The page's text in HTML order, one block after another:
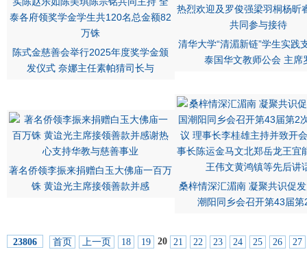
陈式金慈善会举行2025年度奖学金颁
发仪式 奈娜主任素帕猜司长与
清华大学“清湄新链”学生实践
泰国华文教师公会 主席
著名侨领李振来捐赠白玉大佛庙一百万
铢 黄迨光主席接领善款并感
桑梓情深汇湄南 凝聚共识促
潮阳同乡会召开第43届第
23806 首页 上一页 18 19 20 21 22 23 24 25 26 27